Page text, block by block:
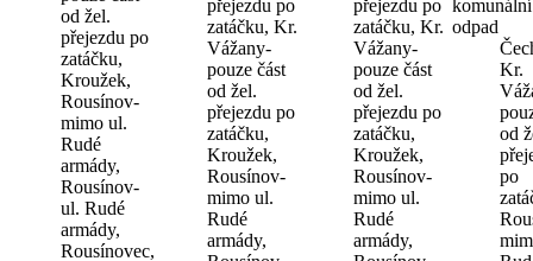
od žel.
přejezdu po
zatáčku,
Kroužek,
Rousínov-
mimo ul.
Rudé
armády,
Rousínov-
ul. Rudé
armády,
Rousínovec,
přejezdu po
zatáčku, Kr.
Vážany-
pouze část
od žel.
přejezdu po
zatáčku,
Kroužek,
Rousínov-
mimo ul.
Rudé
armády,
přejezdu po
zatáčku, Kr.
Vážany-
pouze část
od žel.
přejezdu po
zatáčku,
Kroužek,
Rousínov-
mimo ul.
Rudé
armády,
komunální
odpad
Kr.
od
po